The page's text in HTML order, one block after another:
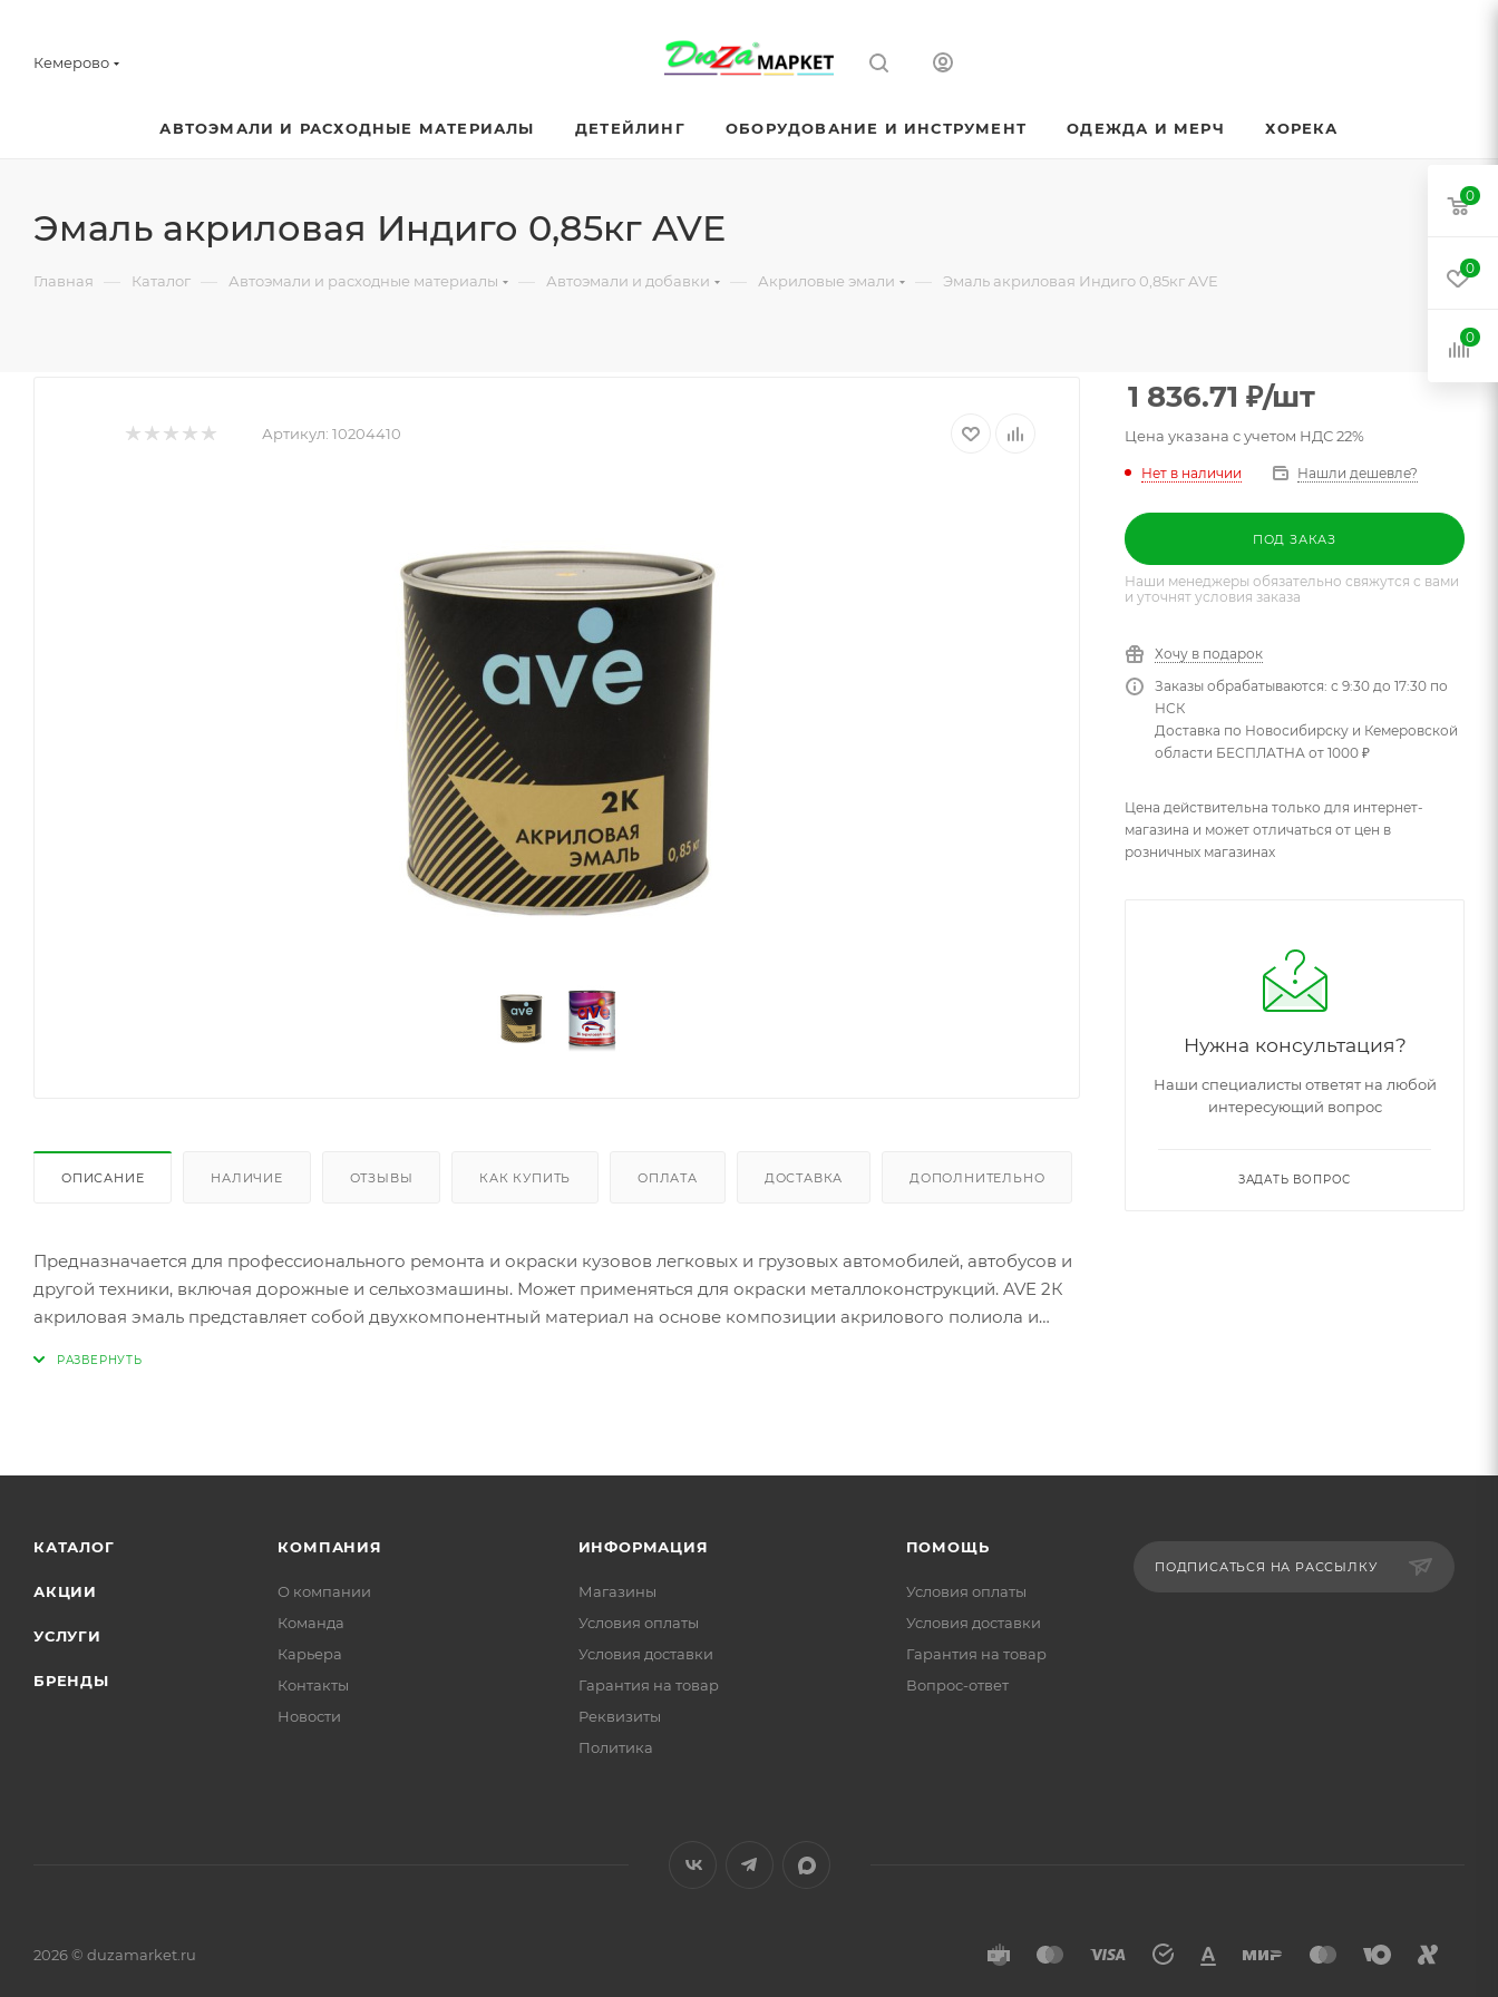
Кемерово
АВТОЭМАЛИ И РАСХОДНЫЕ МАТЕРИАЛЫ ДЕТЕЙЛИНГ ОБОРУДОВАНИЕ И ИНСТРУМЕНТ ОДЕЖДА И МЕРЧ ХОРЕКА
Эмаль акриловая Индиго 0,85кг AVE
Главная — Каталог — Автоэмали и расходные материалы — Автоэмали и добавки — Акриловые эмали — Эмаль акриловая Индиго 0,85кг AVE
Артикул: 10204410
ОПИСАНИЕ НАЛИЧИЕ ОТЗЫВЫ КАК КУПИТЬ ОПЛАТА ДОСТАВКА ДОПОЛНИТЕЛЬНО
Предназначается для профессионального ремонта и окраски кузовов легковых и грузовых автомобилей, автобусов и
другой техники, включая дорожные и сельхозмашины. Может применяться для окраски металлоконструкций. AVE 2К
акриловая эмаль представляет собой двухкомпонентный материал на основе композиции акрилового полиола и
1 836.71 ₽/шт
Цена указана с учетом НДС 22%
Нет в наличии Нашли дешевле?
ПОД ЗАКАЗ
Наши менеджеры обязательно свяжутся с вами
и уточнят условия заказа
Хочу в подарок
Заказы обрабатываются: с 9:30 до 17:30 по
НСК
Доставка по Новосибирску и Кемеровской
области БЕСПЛАТНА от 1000 ₽
Цена действительна только для интернет-
магазина и может отличаться от цен в
розничных магазинах
Нужна консультация?
Наши специалисты ответят на любой
интересующий вопрос
ЗАДАТЬ ВОПРОС
КАТАЛОГ
АКЦИИ
УСЛУГИ
БРЕНДЫ
КОМПАНИЯ
О компании
Команда
Карьера
Контакты
Новости
ИНФОРМАЦИЯ
Магазины
Условия оплаты
Условия доставки
Гарантия на товар
Реквизиты
Политика
ПОМОЩЬ
Условия оплаты
Условия доставки
Гарантия на товар
Вопрос-ответ
ПОДПИСАТЬСЯ НА РАССЫЛКУ
2026 © duzamarket.ru
0
0
0